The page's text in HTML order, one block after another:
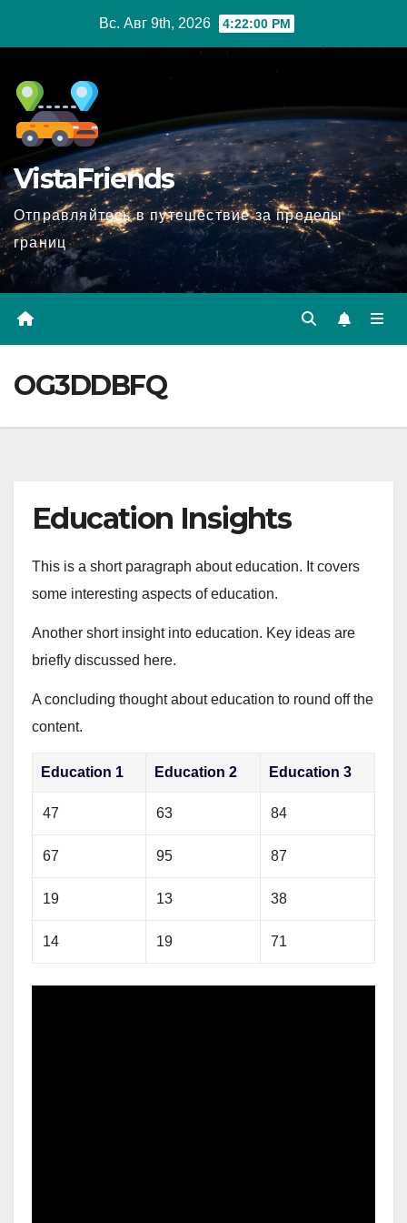
Вс. Авг 9th, 2026 4:22:02 PM
VistaFriends
Отправляйтесь в путешествие за пределы
границ
OG3DDBFQ
Education Insights
This is a short paragraph about education. It covers
some interesting aspects of education.
Another short insight into education. Key ideas are
briefly discussed here.
A concluding thought about education to round off the
content.
Education 1 Education 2 Education 3
47 63 84
67 95 87
19 13 38
14 19 71